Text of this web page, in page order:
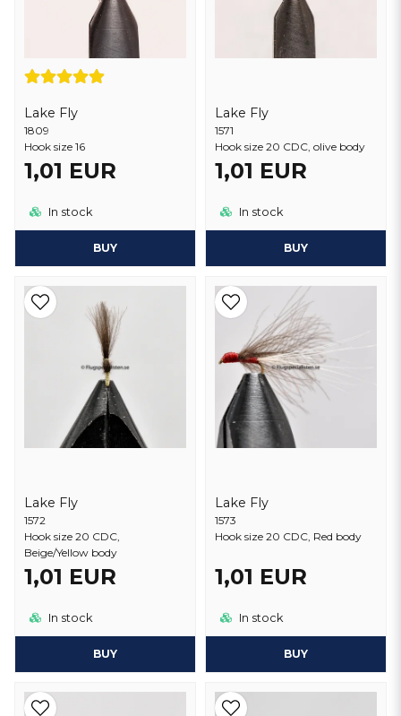
Lake Fly
1809
Hook size 16
1,01 EUR
In stock
BUY
Lake Fly
1571
Hook size 20 CDC, olive body
1,01 EUR
In stock
BUY
Lake Fly
1572
Hook size 20 CDC,
Beige/Yellow body
1,01 EUR
In stock
BUY
Lake Fly
1573
Hook size 20 CDC, Red body
1,01 EUR
In stock
BUY